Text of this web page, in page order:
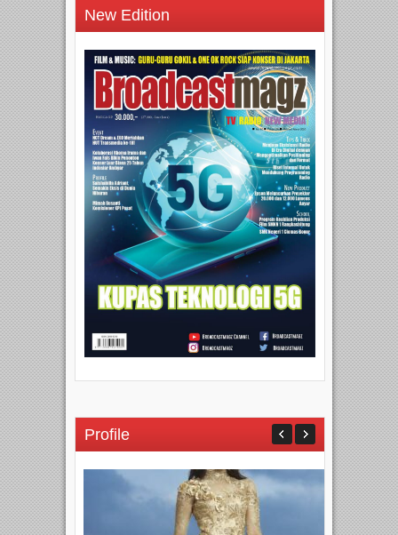
New Edition
Profile